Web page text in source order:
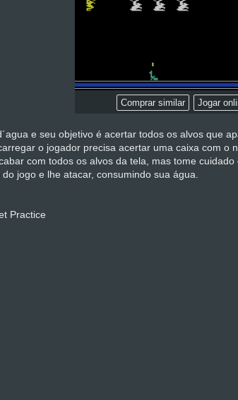
Comprar similar Jogar
e seu objetivo é acertar todos os alvos que
o jogador precisa acertar uma caixa com o
com todos os alvos da tela, mas tome cuidado
jogo e lhe atacar, consumindo sua água.
Practice